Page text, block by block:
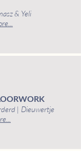
& Yeli
| Dieuwertje